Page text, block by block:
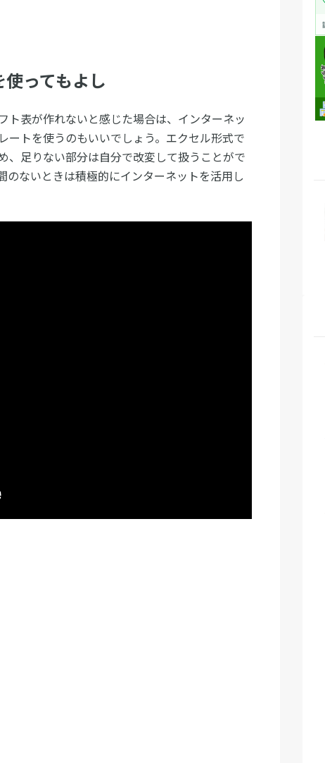
ってもよし
ト表が作れないと感じた場合は、インターネッ
ートを使うのもいいでしょう。エクセル形式で
、足りない部分は自分で改変して扱うことがで
のないときは積極的にインターネットを活用し